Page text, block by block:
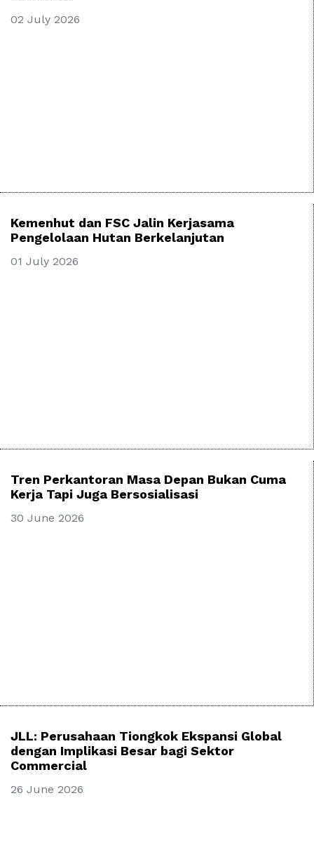
02 July 2026
Kemenhut dan FSC Jalin Kerjasama
Pengelolaan Hutan Berkelanjutan
01 July 2026
Tren Perkantoran Masa Depan Bukan Cuma
Kerja Tapi Juga Bersosialisasi
30 June 2026
JLL: Perusahaan Tiongkok Ekspansi Global
dengan Implikasi Besar bagi Sektor
Commercial
26 June 2026